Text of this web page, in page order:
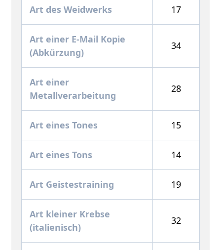
Art des Weidwerks 17
Art einer E-Mail Kopie
(Abkürzung)
34
Art einer
Metallverarbeitung
28
Art eines Tones 15
Art eines Tons 14
Art Geistestraining 19
Art kleiner Krebse
(italienisch)
32